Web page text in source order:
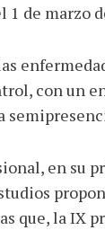
de marzo
con un
en su
que, la IX